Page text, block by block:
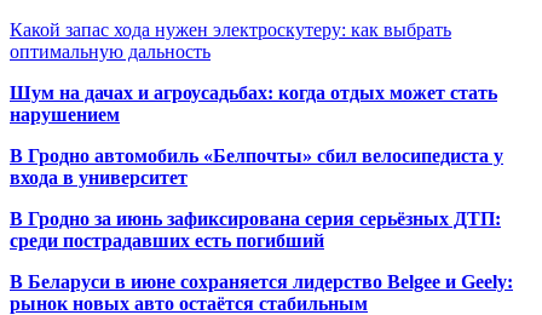
Какой запас хода нужен электроскутеру: как выбрать
оптимальную дальность
Шум на дачах и агроусадьбах: когда отдых может стать
нарушением
В Гродно автомобиль «Белпочты» сбил велосипедиста у
входа в университет
В Гродно за июнь зафиксирована серия серьёзных ДТП:
среди пострадавших есть погибший
В Беларуси в июне сохраняется лидерство Belgee и Geely:
рынок новых авто остаётся стабильным